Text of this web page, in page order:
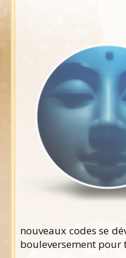
nouveaux codes se
bouleversement pour